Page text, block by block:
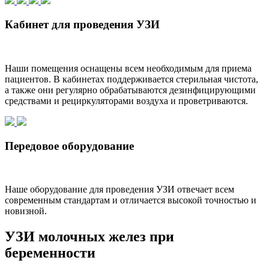
Кабинет для проведения УЗИ
Наши помещения оснащены всем необходимым для приема
пациентов. В кабинетах поддерживается стерильная чистота,
а также они регулярно обрабатываются дезинфицирующими
средствами и рециркуляторами воздуха и проветриваются.
Передовое оборудование
Наше оборудование для проведения УЗИ отвечает всем
современным стандартам и отличается высокой точностью и
новизной.
УЗИ молочных желез при
беременности